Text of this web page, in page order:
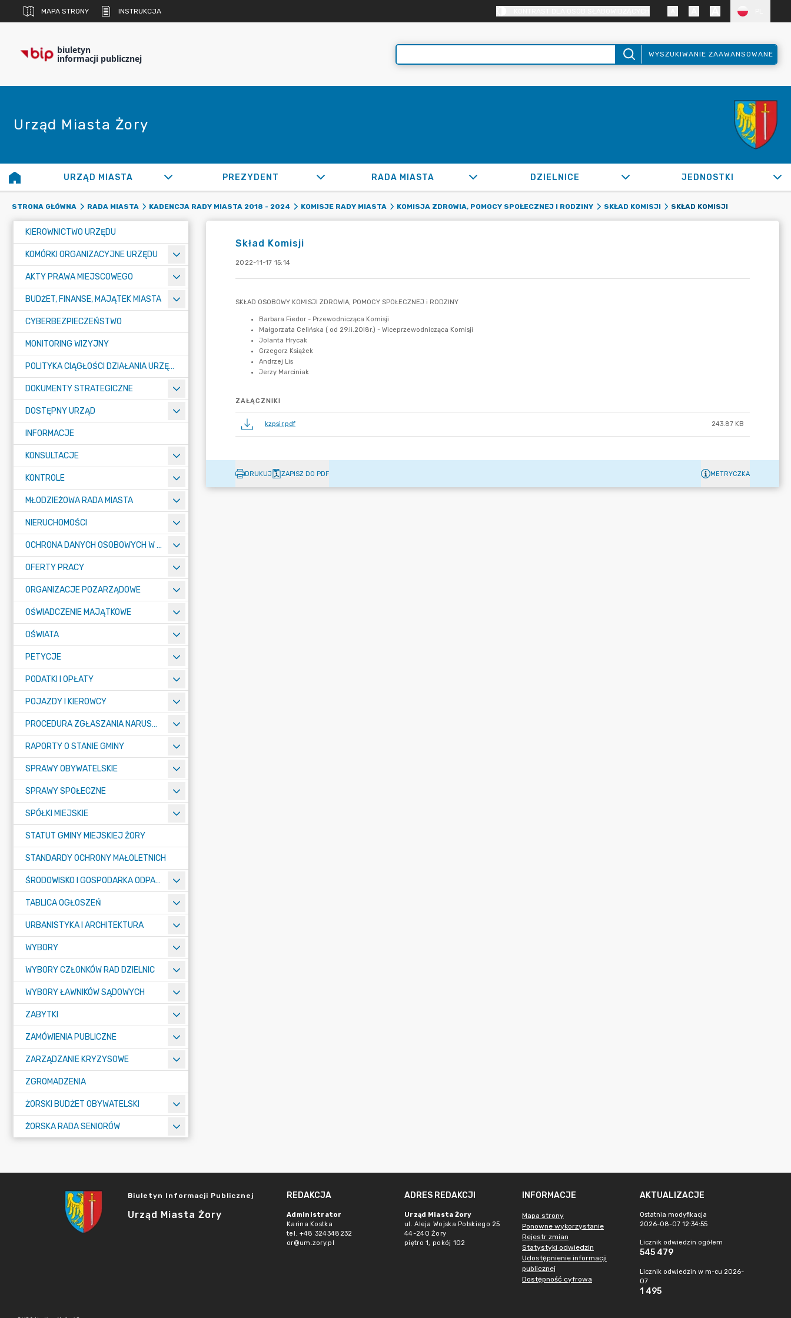
MAPA STRONY INSTRUKCJA
biuletyn
informacji publicznej WYSZUKIWANIE ZAAWANSOWANE
Urząd Miasta Żory
URZĄD MIASTA PREZYDENT RADA MIASTA DZIELNICE JEDNOSTKI
STRONA GŁÓWNA RADA MIASTA KADENCJA RADY MIASTA 2018 - 2024 KOMISJE RADY MIASTA KOMISJA ZDROWIA, POMOCY SPOŁECZNEJ I RODZINY SKŁAD KOMISJI SKŁAD KOMISJI
KIEROWNICTWO URZĘDU
KOMÓRKI ORGANIZACYJNE URZĘDU
AKTY PRAWA MIEJSCOWEGO
BUDŻET, FINANSE, MAJĄTEK MIASTA
CYBERBEZPIECZEŃSTWO
MONITORING WIZYJNY
POLITYKA CIĄGŁOŚCI DZIAŁANIA URZĘDU MIASTA ŻORY
DOKUMENTY STRATEGICZNE
DOSTĘPNY URZĄD
INFORMACJE
KONSULTACJE
KONTROLE
MŁODZIEŻOWA RADA MIASTA
NIERUCHOMOŚCI
OCHRONA DANYCH OSOBOWYCH W URZĘDZIE MIASTA ŻORY - RODO
OFERTY PRACY
ORGANIZACJE POZARZĄDOWE
OŚWIADCZENIE MAJĄTKOWE
OŚWIATA
PETYCJE
PODATKI I OPŁATY
POJAZDY I KIEROWCY
PROCEDURA ZGŁASZANIA NARUSZEŃ PRAWA
RAPORTY O STANIE GMINY
SPRAWY OBYWATELSKIE
SPRAWY SPOŁECZNE
SPÓŁKI MIEJSKIE
STATUT GMINY MIEJSKIEJ ŻORY
STANDARDY OCHRONY MAŁOLETNICH
ŚRODOWISKO I GOSPODARKA ODPADAMI
TABLICA OGŁOSZEŃ
URBANISTYKA I ARCHITEKTURA
WYBORY
WYBORY CZŁONKÓW RAD DZIELNIC
WYBORY ŁAWNIKÓW SĄDOWYCH
ZABYTKI
ZAMÓWIENIA PUBLICZNE
ZARZĄDZANIE KRYZYSOWE
ZGROMADZENIA
ŻORSKI BUDŻET OBYWATELSKI
ŻORSKA RADA SENIORÓW
Skład Komisji
2022-11-17 15:14
ZAŁĄCZNIKI
kzpsir.pdf 243.87 KB
DRUKUJ ZAPISZ DO PDF METRYCZKA
Biuletyn Informacji Publicznej
Urząd Miasta Żory
REDAKCJA
Administrator
Karina Kostka
tel. +48 324348232
or@um.zory.pl
ADRES REDAKCJI
Urząd Miasta Żory
ul. Aleja Wojska Polskiego 25
44-240 Żory
piętro 1, pokój 102
INFORMACJE
Mapa strony
Ponowne wykorzystanie
Rejestr zmian
Statystyki odwiedzin
Udostępnienie informacji
publicznej
Dostępność cyfrowa
AKTUALIZACJE
Ostatnia modyfikacja
2026-08-07 12:34:55
Licznik odwiedzin ogółem
545 479
Licznik odwiedzin w m-cu 2026-
07
1 495